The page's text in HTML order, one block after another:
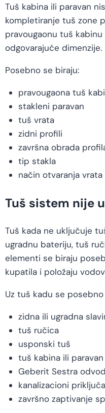
Tuš kabina ili paravan
kompletiranje tuš zone
pravougaonu tuš
odgovarajuće dimenzije.
Posebno se biraju:
pravougaona tuš
stakleni paravan
tuš vrata
zidni profili
završna obrada
tip stakla
način otvaranja vrata
Tuš sistem nije
Tuš kada ne uključuje
ugradnu bateriju, tuš
elementi se biraju
kupatila i položaju
Uz tuš kadu se
zidna ili ugradna
tuš ručica
usponski tuš
tuš kabina ili paravan
Geberit Sestra odvod
kanalizacioni
završno zaptivanje